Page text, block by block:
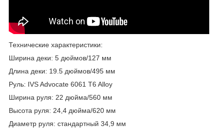
Технические характеристики:
Ширина деки: 5 дюймов/127 мм
Длина деки: 19.5 дюймов/495 мм
Руль: IVS Advocate 6061 T6 Alloy
Ширина руля: 22 дюйма/560 мм
Высота руля: 24,4 дюйма/620 мм
Диаметр руля: стандартный 34,9 мм